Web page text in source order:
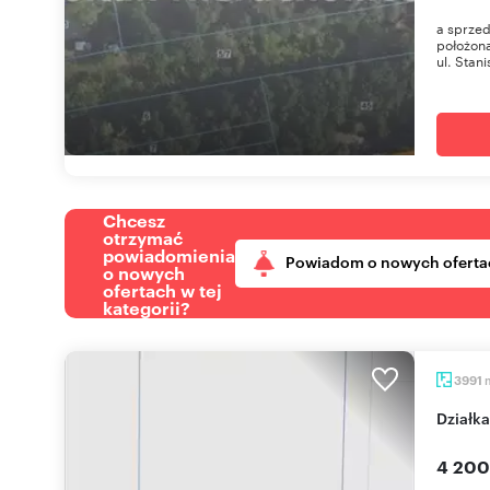
a
ul.
Chcesz
otrzymać
powiadomienia
o nowych
ofertach w tej
kategorii?
Powiadom o nowych
3991
4